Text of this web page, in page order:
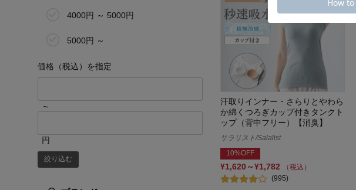
4000円 ～ 5000円
5000円 ～
価格（税込）を指定
～
円
絞り込む
汗取りインナー・さらりとやわら
か綿くつろぎカップ付きタンクト
ップ（背中フリー）【消臭】
サラリスト/Salalist
10%OFF
¥1,620～¥1,782
（税込）
(995)